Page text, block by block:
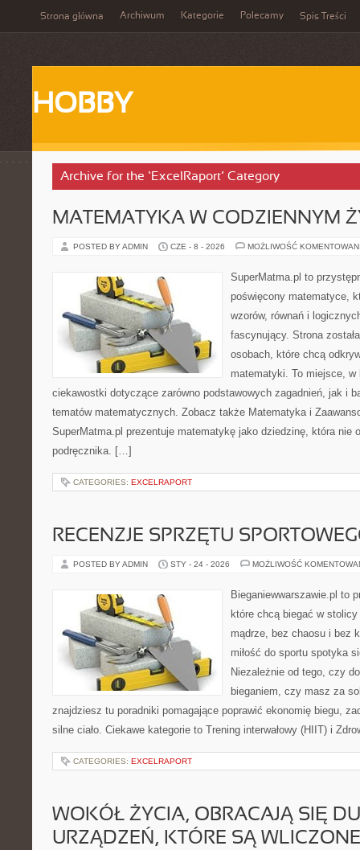
Strona główna Archiwum Kategorie Polecamy Spis Treści
HOBBY
Archive for the ‘ExcelRaport’ Category
MATEMATYKA W CODZIENNYM
POSTED BY ADMIN CZE - 8 - 2026 MOŻLIWOŚĆ
SuperMatma.pl to
poświęcony matematyce,
wzorów, równań i
fascynujący. Strona
osobach, które chcą
matematyki. To miejsce,
ciekawostki dotyczące zarówno podstawowych zagadnień, jak i
tematów matematycznych. Zobacz także Matematyka i
SuperMatma.pl prezentuje matematykę jako dziedzinę, która nie
podręcznika. […]
CATEGORIES: EXCELRAPORT
RECENZJE SPRZĘTU
POSTED BY ADMIN STY - 24 - 2026 MOŻLIWOŚĆ
Bieganiewwarszawie.pl to
które chcą biegać w
mądrze, bez chaosu i bez
miłość do sportu spotyka
Niezależnie od tego, czy
bieganiem, czy masz za
znajdziesz tu poradniki pomagające poprawić ekonomię biegu,
silne ciało. Ciekawe kategorie to Trening interwałowy (HIIT) i
CATEGORIES: EXCELRAPORT
WOKÓŁ ŻYCIA, OBRACAJĄ SIĘ
URZĄDZEŃ, KTÓRE SĄ